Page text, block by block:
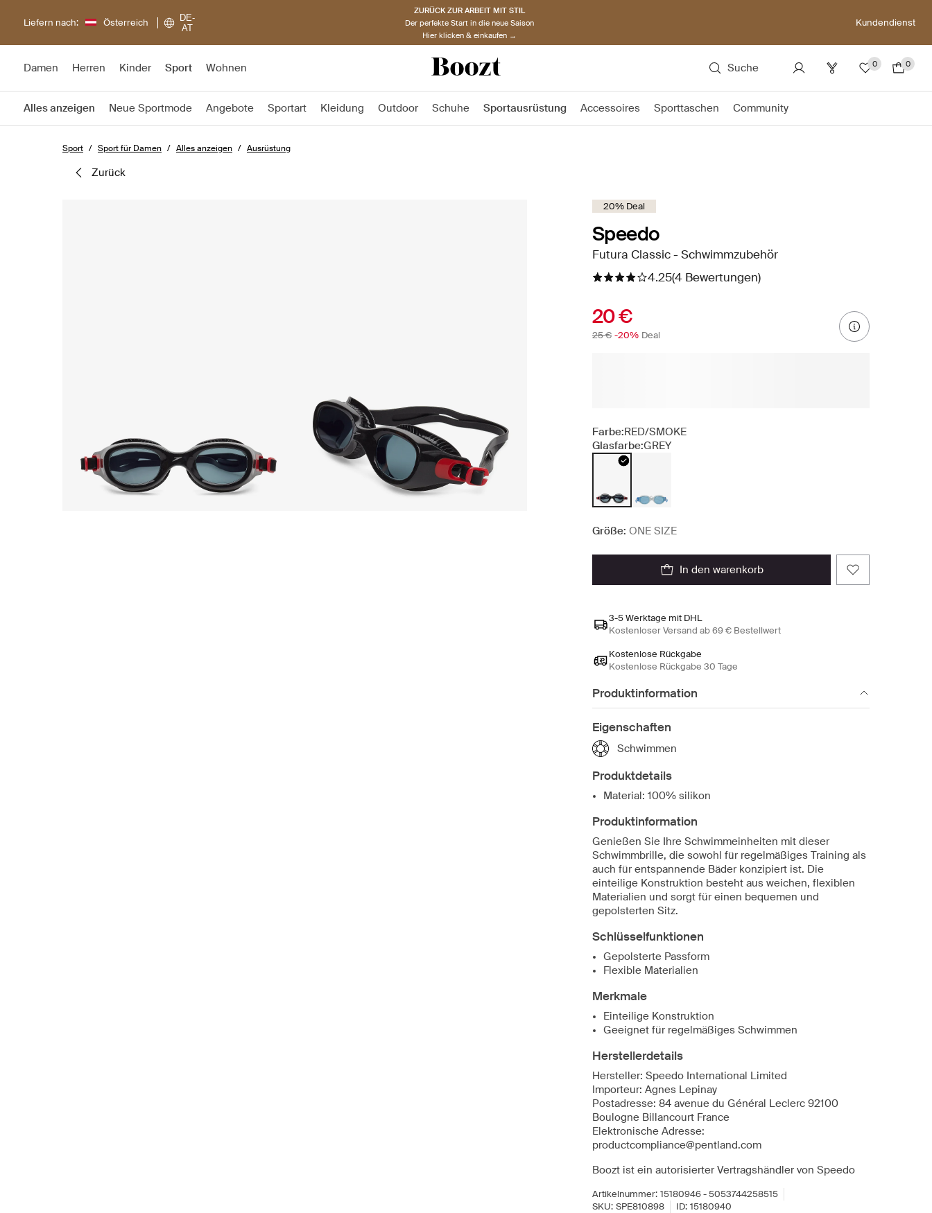
Liefern nach: Österreich
DE-
AT
ZURÜCK ZUR ARBEIT MIT STIL
Der perfekte Start in die neue Saison
Hier klicken & einkaufen →
Kundendienst
Damen Herren Kinder Sport Wohnen Suche 0 0
Alles anzeigen Neue Sportmode Angebote Sportart Kleidung Outdoor Schuhe Sportausrüstung Accessoires Sporttaschen Community
Sport Sport für Damen Alles anzeigen Ausrüstung
zurück
20% Deal
Speedo
Futura Classic - Schwimmzubehör
4.25(4 Bewertungen)
20 €
25 € -20% Deal
Farbe:RED/SMOKE
Glasfarbe:GREY
Größe: ONE SIZE
in den warenkorb
3-5 Werktage mit DHL
Kostenloser Versand ab 69 € Bestellwert
Kostenlose Rückgabe
Kostenlose Rückgabe 30 Tage
Produktinformation
Eigenschaften
Schwimmen
Produktdetails
Material: 100% silikon
Produktinformation
Genießen Sie Ihre Schwimmeinheiten mit dieser
Schwimmbrille, die sowohl für regelmäßiges Training als
auch für entspannende Bäder konzipiert ist. Die
einteilige Konstruktion besteht aus weichen, flexiblen
Materialien und sorgt für einen bequemen und
gepolsterten Sitz.
Schlüsselfunktionen
Gepolsterte Passform
Flexible Materialien
Merkmale
Einteilige Konstruktion
Geeignet für regelmäßiges Schwimmen
Herstellerdetails
Hersteller: Speedo International Limited
Importeur: Agnes Lepinay
Postadresse: 84 avenue du Général Leclerc 92100
Boulogne Billancourt France
Elektronische Adresse:
productcompliance@pentland.com
Boozt ist ein autorisierter Vertragshändler von Speedo
Artikelnummer: 15180946 - 5053744258515
SKU: SPE810898 ID: 15180940